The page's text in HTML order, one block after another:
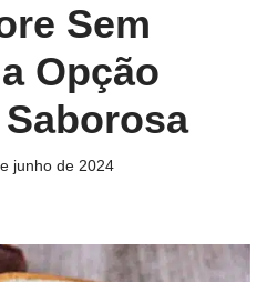
Sem
Opção
junho de 2024